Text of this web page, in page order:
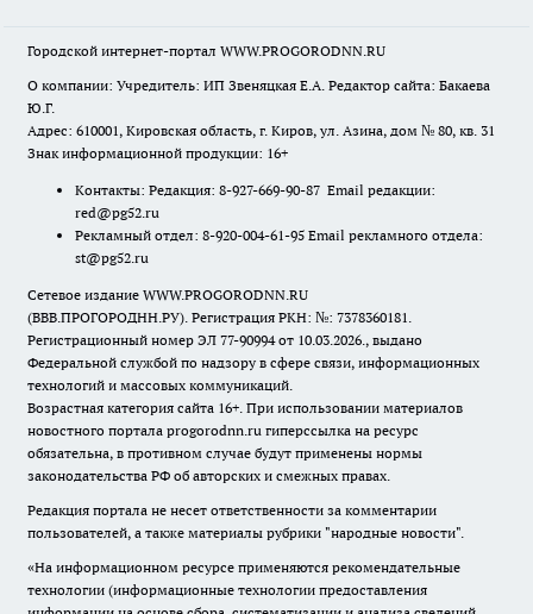
Городской интернет-портал WWW.PROGORODNN.RU
О компании: Учредитель: ИП Звеняцкая Е.А. Редактор сайта: Бакаева
Ю.Г.
Адрес: 610001, Кировская область, г. Киров, ул. Азина, дом № 80, кв. 31
Знак информационной продукции: 16+
Контакты: Редакция: 8-927-669-90-87 Email редакции:
red@pg52.ru
Рекламный отдел: 8-920-004-61-95 Email рекламного отдела:
st@pg52.ru
Сетевое издание WWW.PROGORODNN.RU
(ВВВ.ПРОГОРОДНН.РУ). Регистрация РКН: №: 7378360181.
Регистрационный номер ЭЛ 77-90994 от 10.03.2026., выдано
Федеральной службой по надзору в сфере связи, информационных
технологий и массовых коммуникаций.
Возрастная категория сайта 16+. При использовании материалов
новостного портала progorodnn.ru гиперссылка на ресурс
обязательна, в противном случае будут применены нормы
законодательства РФ об авторских и смежных правах.
Редакция портала не несет ответственности за комментарии
пользователей, а также материалы рубрики "народные новости".
«На информационном ресурсе применяются рекомендательные
технологии (информационные технологии предоставления